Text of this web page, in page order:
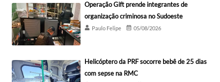
Operação Gift prende integrantes de
organização criminosa no Sudoeste
Paulo Felipe 05/08/2026
Helicóptero da PRF socorre bebê de 25 dias
com sepse na RMC